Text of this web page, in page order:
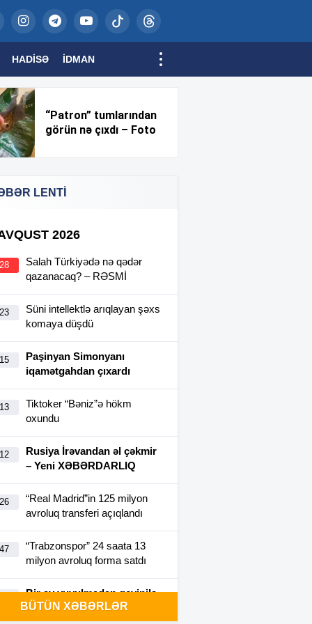
HADISƏ İDMAN
“Patron” tumlarından
görün nə çıxdı – Foto
LENTİ
2026
Salah Türkiyədə nə qədər
qazanacaq? – RƏSMİ
Süni intellektlə arıqlayan şəxs
komaya düşdü
Paşinyan Simonyanı
iqamətgahdan çıxardı
Tiktoker “Bəniz”ə hökm
oxundu
Rusiya İrəvandan əl çəkmir
– Yeni XƏBƏRDARLIQ
“Real Madrid”in 125 milyon
avroluq transferi açıqlandı
“Trabzonspor” 24 saata 13
milyon avroluq forma satdı
Bir ay yuyulmadan geyinilə
bilən futbolka yaradıldı-
BÜTÜN XƏBƏRLƏR